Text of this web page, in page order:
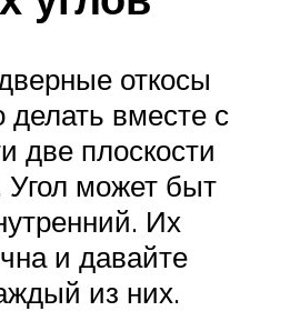
откосы
делать вместе с
две плоскости
может быт
Их
и давайте
из них.